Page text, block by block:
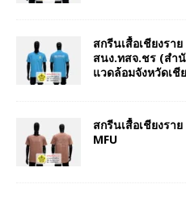
สกรีนเสื้อเชียงรา
สนง.ทสจ.ชร (สำ
แวดล้อมจังหวัดเชี
สกรีนเสื้อเชียงรา
MFU